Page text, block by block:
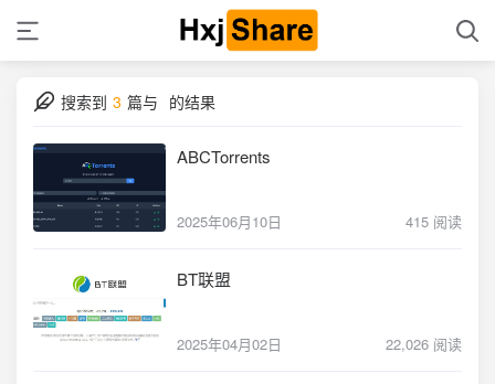
搜索到 3 篇与 的结果
ABCTorrents
2025年06月10日 415 阅读
BT联盟
2025年04月02日 22,026 阅读